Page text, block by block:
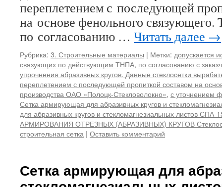
переплетением с последующей
на основе фенольного связующего.
по согласованию … Читать далее →
Рубрика: 3. Строительные материалы | Метки: допускается
связующих по действующим ТНПА, по согласованию с
упрочнения абразивных кругов. Данные стеклосетки
переплетением с последующей пропиткой составом на
производства ОАО «Полоцк-Стекловолокно», с уточнением
Сетка армирующая для абразивных кругов и
для абразивных кругов и стекломагнезиальных листов СПА-
АРМИРОВАНИЯ ОТРЕЗНЫХ (АБРАЗИВНЫХ) КРУГОВ
строительная сетка | Оставить комментарий
Сетка армирующая для